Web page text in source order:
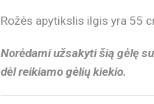
Rožės apytikslis ilgis yra 55
Norėdami užsakyti šią gėlę
dėl reikiamo gėlių kiekio.